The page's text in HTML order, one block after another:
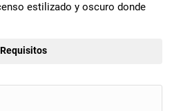
estilizado y oscuro donde
Requisitos